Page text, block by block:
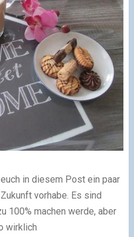
in diesem Post ein paar
vorhabe. Es sind
100% machen werde, aber
wirklich